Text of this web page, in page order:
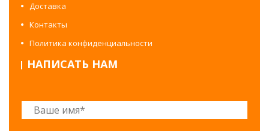
Доставка
Контакты
Политика конфиденциальности
НАПИСАТЬ НАМ